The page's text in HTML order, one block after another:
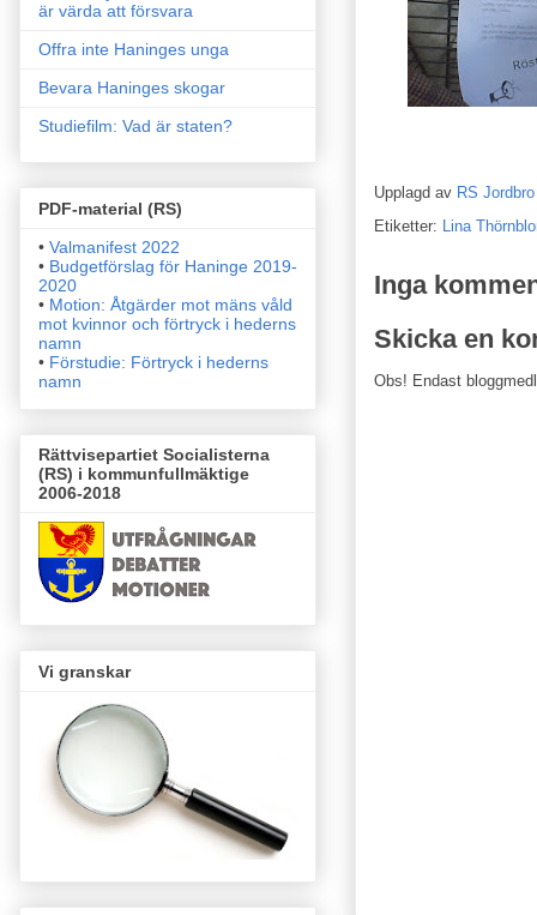
Upplagd av RS Jordbro
Etiketter:
Lina
Inga
Skicka en
Obs! Endast
är värda att försvara
Offra inte Haninges unga
Bevara Haninges skogar
Studiefilm: Vad är staten?
PDF-material (RS)
• Valmanifest 2022
• Budgetförslag för Haninge 2019-
2020
• Motion: Åtgärder mot mäns våld
mot kvinnor och förtryck i hederns
namn
• Förstudie: Förtryck i hederns
namn
Rättvisepartiet Socialisterna
(RS) i kommunfullmäktige
2006-2018
Vi granskar